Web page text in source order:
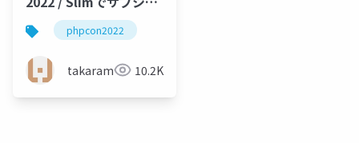
テムを構築してレガシ
ーサービスにモダンな
光を差し込ませた話
phpcon2022
takaram 10.2K